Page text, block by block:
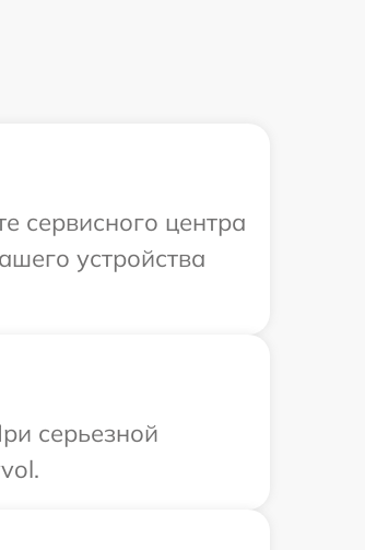
сервисного центра
устройства
серьезной